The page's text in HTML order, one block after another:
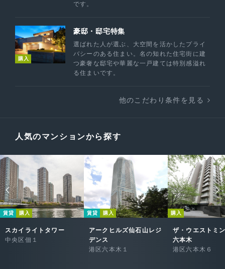
です。
購入
豪邸・邸宅特集
選ばれた人が選ぶ、大空間を活かしたプライ
バシーのある住まい。名の知れた住宅街に建
つ豪奢な邸宅や華麗な一戸建ては特別感溢れ
る住まいです。
他のこだわり条件を見る
人気のマンションから探す
賃貸 購入
スカイライトタワー
中央区佃１
賃貸 購入
アークヒルズ仙石山レジ
デンス
港区六本木１
購入
ザ・ウエストミ
六本木
港区六本木６